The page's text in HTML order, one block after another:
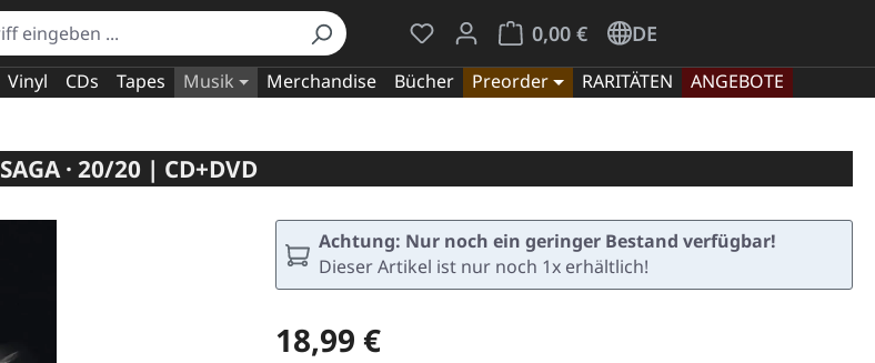
Du hast 0 Produkte auf dem Merkzettel
0,00 €
Warenkorb enthält 0 Positionen. Der
DE
Vinyl CDs Tapes Musik Merchandise Bücher Preorder RARITÄTEN
ANGEBOTE
SAGA · 20/20 | CD+DVD
Achtung: Nur noch ein geringer Bestand verfügbar!
Dieser Artikel ist nur noch 1x erhältlich!
Regulärer Preis:
18,99 €